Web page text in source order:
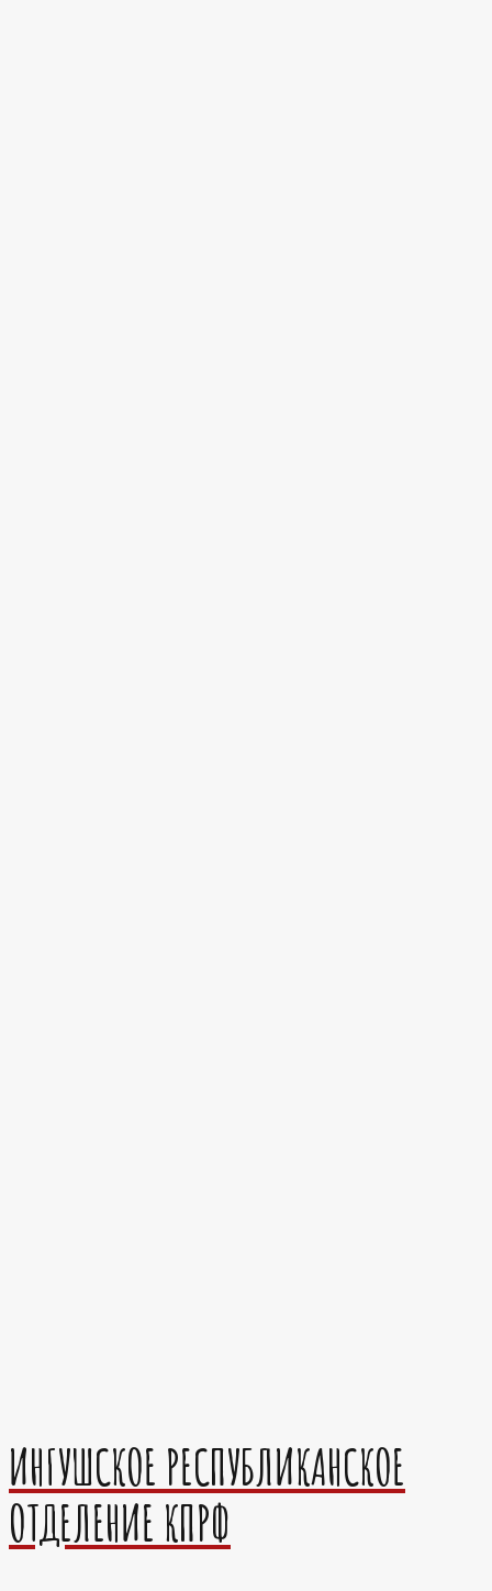
ИНГУШСКОЕ РЕСПУБЛИКАНСКОЕ
ОТДЕЛЕНИЕ КПРФ